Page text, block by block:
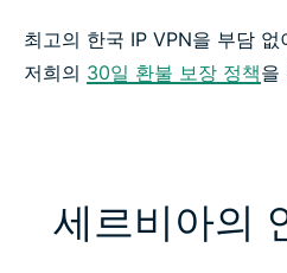
최고의 한국 IP VPN을 부담
저희의 30일 환불 보장 정책을
세르비아의